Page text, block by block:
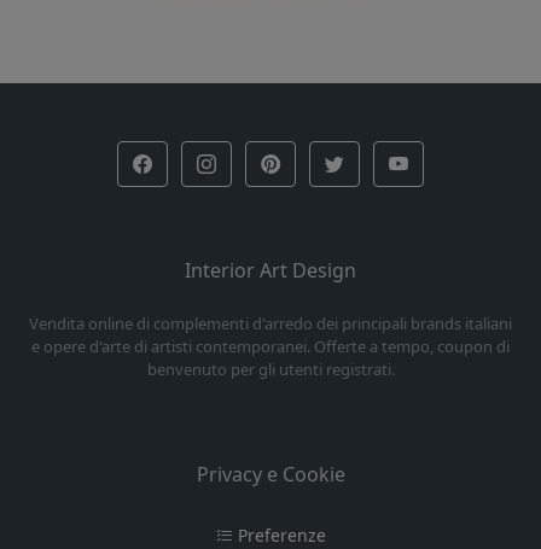
Interior Art Design
Vendita online di complementi d'arredo dei principali brands italiani
e opere d'arte di artisti contemporanei. Offerte a tempo, coupon di
benvenuto per gli utenti registrati.
Privacy e Cookie
Preferenze